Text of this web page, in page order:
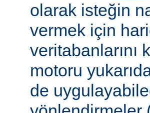
olarak isteğin
vermek için
veritabanlarını
motoru
de